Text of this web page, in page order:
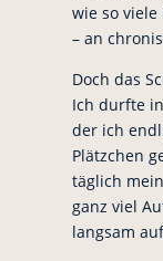
wie so viele
– an
Doch das
Ich durfte
der ich
Plätzchen
täglich
ganz viel
langsam